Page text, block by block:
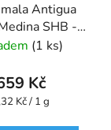
Antigua
SHB -
kg - Oxalis
(1 ks)
Kč
Kč / 1 g